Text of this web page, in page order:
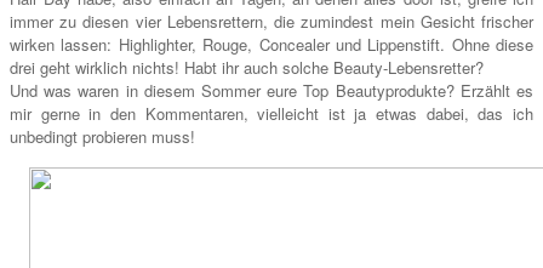
immer zu diesen vier Lebensrettern, die zumindest mein Gesicht frischer
wirken lassen: Highlighter, Rouge, Concealer und Lippenstift. Ohne diese
drei geht wirklich nichts! Habt ihr auch solche Beauty-Lebensretter?
Und was waren in diesem Sommer eure Top Beautyprodukte? Erzählt es
mir gerne in den Kommentaren, vielleicht ist ja etwas dabei, das ich
unbedingt probieren muss!